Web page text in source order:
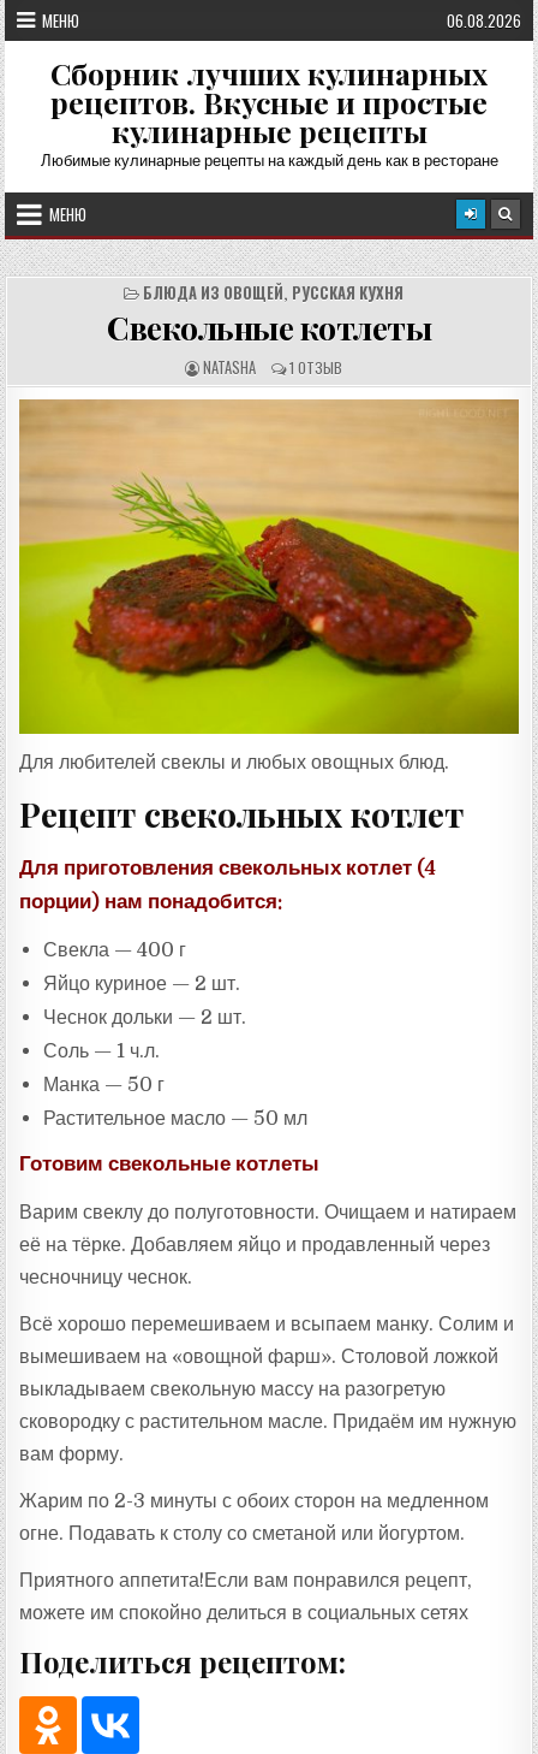
Перейти
к
содержимому
МЕНЮ 06.08.2026
Сборник лучших кулинарных
рецептов. Вкусные и простые
кулинарные рецепты
Любимые кулинарные рецепты на каждый день как в ресторане
МЕНЮ
БЛЮДА ИЗ ОВОЩЕЙ, РУССКАЯ КУХНЯ
Свекольные котлеты
А
В
Т
П
Т
А
:
NATASHA О
Т
З
1 ОТЗЫВ
Для любителей свеклы и любых овощных блюд.
Рецепт свекольных котлет
Для приготовления свекольных котлет (4
порции) нам понадобится:
Свекла — 400 г
Яйцо куриное — 2 шт.
Чеснок дольки — 2 шт.
Соль — 1 ч.л.
Манка — 50 г
Растительное масло — 50 мл
Готовим свекольные котлеты
Варим свеклу до полуготовности. Очищаем и натираем
её на тёрке. Добавляем яйцо и продавленный через
чесночницу чеснок.
Всё хорошо перемешиваем и всыпаем манку. Солим и
вымешиваем на «овощной фарш». Столовой ложкой
выкладываем свекольную массу на разогретую
сковородку с растительном масле. Придаём им нужную
вам форму.
Жарим по 2-3 минуты с обоих сторон на медленном
огне. Подавать к столу со сметаной или йогуртом.
Приятного аппетита!Если вам понравился рецепт,
можете им спокойно делиться в социальных сетях
Поделиться рецептом: